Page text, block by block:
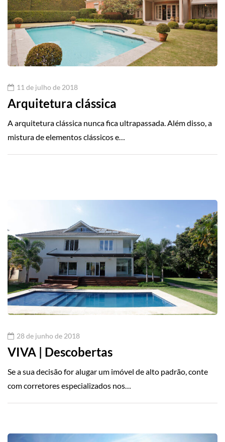
11 de julho de 2018
Arquitetura clássica
A arquitetura clássica nunca fica ultrapassada. Além disso, a
mistura de elementos clássicos e…
28 de junho de 2018
VIVA | Descobertas
Se a sua decisão for alugar um imóvel de alto padrão, conte
com corretores especializados nos…